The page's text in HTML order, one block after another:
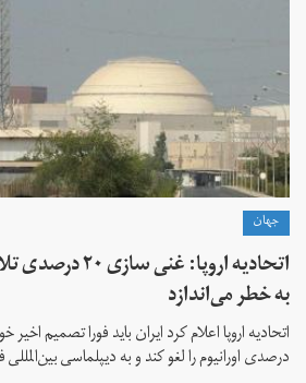
جهان
اتحادیه اروپا:
به خطر می‌اندازد
درصدی اورانیوم را لغو کند و به دیپلماسی